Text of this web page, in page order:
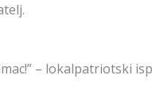
– lokalpatriotski